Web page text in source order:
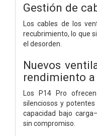
Gestión de
Los cables de los
recubrimiento, lo que
el desorden.
Nuevos
rendimiento
Los P14 Pro
silenciosos y
capacidad bajo
sin compromiso.